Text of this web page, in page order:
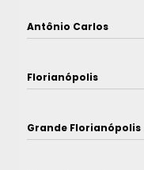
Antônio Carlos
Florianópolis
Grande Florianópolis